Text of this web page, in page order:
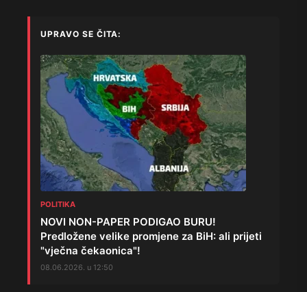
UPRAVO SE ČITA:
POLITIKA
NOVI NON-PAPER PODIGAO BURU!
Predložene velike promjene za BiH: ali prijeti
"vječna čekaonica"!
08.06.2026. u 12:50